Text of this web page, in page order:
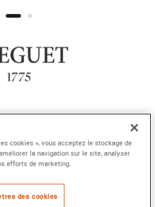
automatique
:5517TI/Y1/5ZU
:MARINE
cookies », vous acceptez le stockage de
la navigation sur le site, analyser
efforts de marketing.
des cookies